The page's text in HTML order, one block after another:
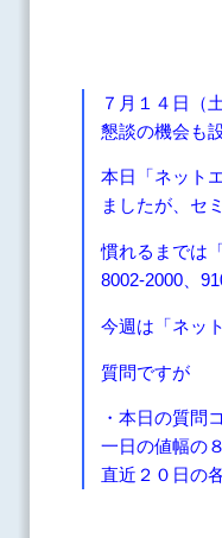
７月１４日（
懇談の機会も
本日「ネット
ましたが、セ
慣れるまでは
8002-2000、
今週は「ネッ
質問ですが
・本日の質問
一日の値幅の
直近２０日の